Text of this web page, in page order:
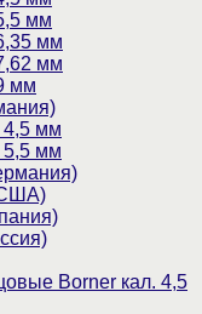
мм
мм
мм
мм
4,5 мм
5,5 мм
Borner кал. 4,5